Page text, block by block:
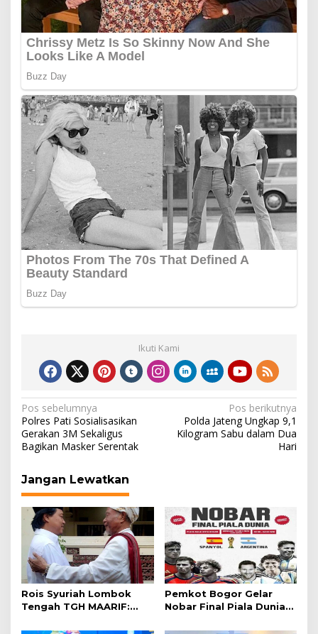
Ikuti Kami
Navigasi
pos
Pos sebelumnya
Polres Pati Sosialisasikan
Gerakan 3M Sekaligus
Bagikan Masker Serentak
Pos berikutnya
Polda Jateng Ungkap 9,1
Kilogram Sabu dalam Dua
Hari
Jangan Lewatkan
Rois Syuriah Lombok
Tengah TGH MAARIF:
Pemkot Bogor Gelar
Nobar Final Piala Dunia